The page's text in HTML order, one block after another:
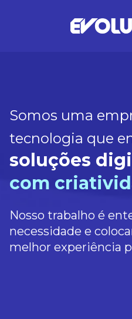
Somos uma
tecnologia que
soluções
com
Nosso trabalho é
necessidade e
melhor experiência